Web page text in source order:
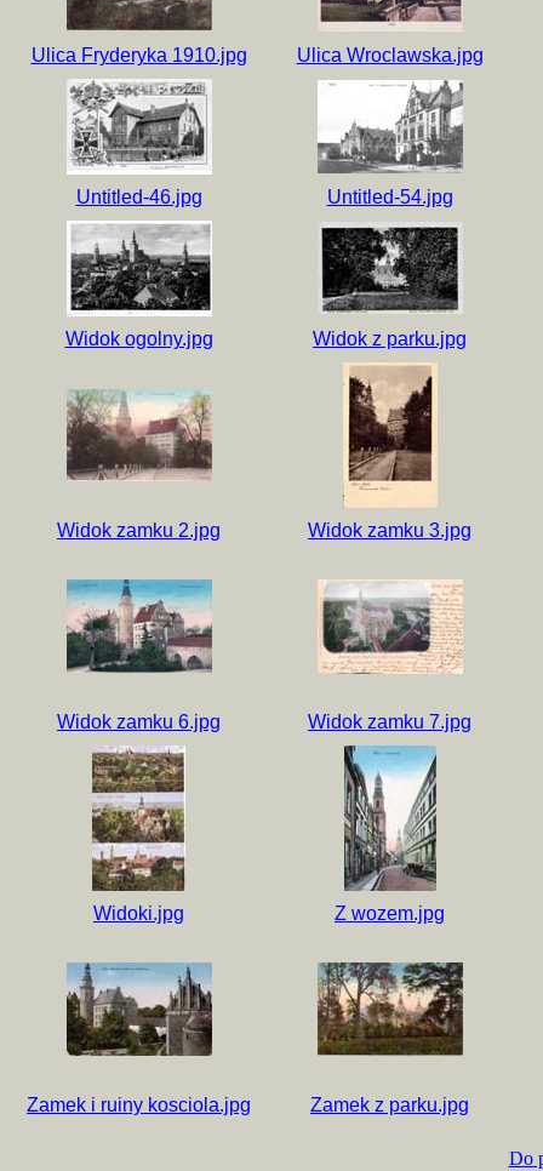
Ulica Fryderyka 1910.jpg Ulica Wroclawska.jpg
Untitled-46.jpg Untitled-54.jpg
Widok ogolny.jpg Widok z parku.jpg
Widok zamku 2.jpg Widok zamku 3.jpg
Widok zamku 6.jpg Widok zamku 7.jpg
Widoki.jpg Z wozem.jpg
Zamek i ruiny kosciola.jpg Zamek z parku.jpg
Do